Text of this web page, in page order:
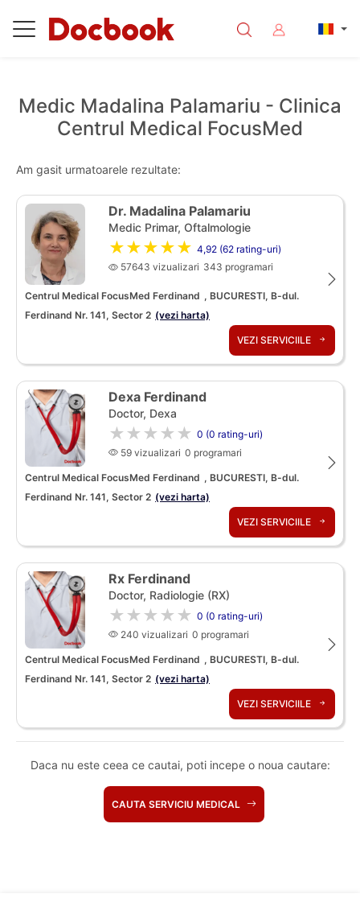
Medic Madalina Palamariu - Clinica
Centrul Medical FocusMed
Am gasit urmatoarele rezultate:
Dr. Madalina Palamariu
Medic Primar, Oftalmologie
★★★★★ 4,92 (62 rating-uri)
57643 vizualizari 343 programari
Centrul Medical FocusMed Ferdinand , BUCURESTI, B-dul.
Ferdinand Nr. 141, Sector 2 (vezi harta)
VEZI SERVICIILE
Dexa Ferdinand
Doctor, Dexa
★★★★★ 0 (0 rating-uri)
59 vizualizari 0 programari
Centrul Medical FocusMed Ferdinand , BUCURESTI, B-dul.
Ferdinand Nr. 141, Sector 2 (vezi harta)
VEZI SERVICIILE
Rx Ferdinand
Doctor, Radiologie (RX)
★★★★★ 0 (0 rating-uri)
240 vizualizari 0 programari
Centrul Medical FocusMed Ferdinand , BUCURESTI, B-dul.
Ferdinand Nr. 141, Sector 2 (vezi harta)
VEZI SERVICIILE
Daca nu este ceea ce cautai, poti incepe o noua cautare:
CAUTA SERVICIU MEDICAL